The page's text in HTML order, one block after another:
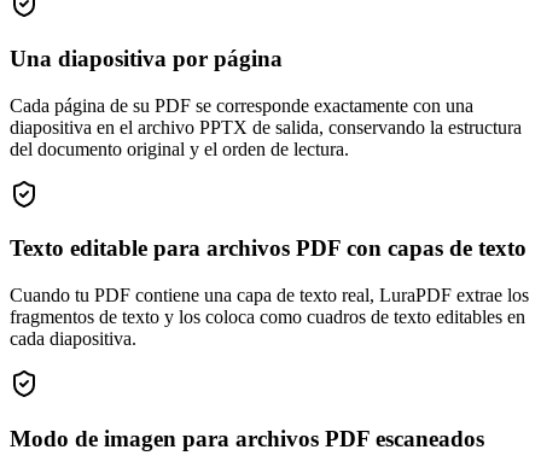
Una diapositiva por página
Cada página de su PDF se corresponde exactamente con una
diapositiva en el archivo PPTX de salida, conservando la estructura
del documento original y el orden de lectura.
Texto editable para archivos PDF con capas de texto
Cuando tu PDF contiene una capa de texto real, LuraPDF extrae los
fragmentos de texto y los coloca como cuadros de texto editables en
cada diapositiva.
Modo de imagen para archivos PDF escaneados